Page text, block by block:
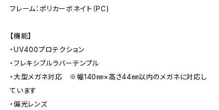
フレーム：ポリカーボネイト（PC)
【機能】
・UV400プロテクション
・フレキシブルラバーテンプル
・大型メガネ対応 ※幅140㎜×高さ44㎜以内のメガネに対応し
ています
・偏光レンズ